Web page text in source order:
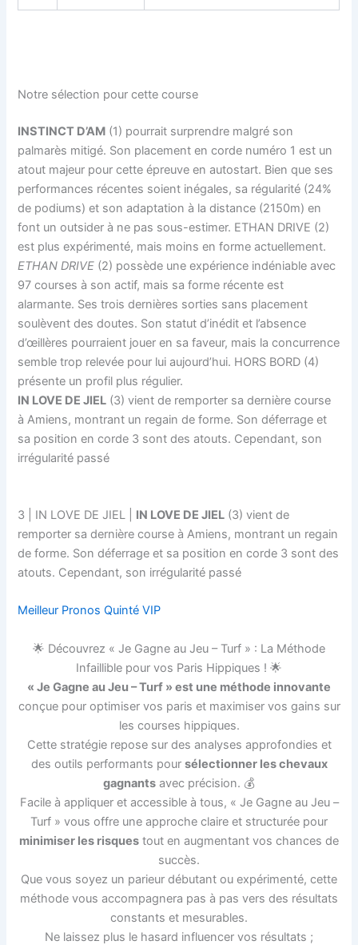
Notre sélection pour cette course
INSTINCT D’AM (1) pourrait surprendre malgré son
palmarès mitigé. Son placement en corde numéro 1 est un
atout majeur pour cette épreuve en autostart. Bien que ses
performances récentes soient inégales, sa régularité (24%
de podiums) et son adaptation à la distance (2150m) en
font un outsider à ne pas sous-estimer. ETHAN DRIVE (2)
est plus expérimenté, mais moins en forme actuellement.
ETHAN DRIVE (2) possède une expérience indéniable avec
97 courses à son actif, mais sa forme récente est
alarmante. Ses trois dernières sorties sans placement
soulèvent des doutes. Son statut d’inédit et l’absence
d’œillères pourraient jouer en sa faveur, mais la concurrence
semble trop relevée pour lui aujourd’hui. HORS BORD (4)
présente un profil plus régulier.
IN LOVE DE JIEL (3) vient de remporter sa dernière course
à Amiens, montrant un regain de forme. Son déferrage et
sa position en corde 3 sont des atouts. Cependant, son
irrégularité passé
3 | IN LOVE DE JIEL | IN LOVE DE JIEL (3) vient de
remporter sa dernière course à Amiens, montrant un regain
de forme. Son déferrage et sa position en corde 3 sont des
atouts. Cependant, son irrégularité passé
Meilleur Pronos Quinté VIP
🌟 Découvrez « Je Gagne au Jeu – Turf » : La Méthode
Infaillible pour vos Paris Hippiques ! 🌟
« Je Gagne au Jeu – Turf » est une méthode innovante
conçue pour optimiser vos paris et maximiser vos gains sur
les courses hippiques.
Cette stratégie repose sur des analyses approfondies et
des outils performants pour sélectionner les chevaux
gagnants avec précision. 💰
Facile à appliquer et accessible à tous, « Je Gagne au Jeu –
Turf » vous offre une approche claire et structurée pour
minimiser les risques tout en augmentant vos chances de
succès.
Que vous soyez un parieur débutant ou expérimenté, cette
méthode vous accompagnera pas à pas vers des résultats
constants et mesurables.
Ne laissez plus le hasard influencer vos résultats ;